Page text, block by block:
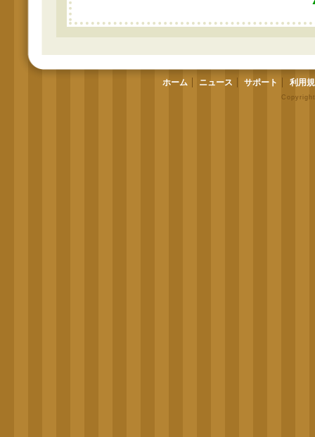
ホーム ニュース サポート 利用